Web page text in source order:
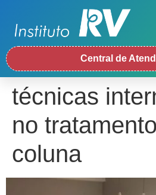
Central de
técnicas
no
coluna